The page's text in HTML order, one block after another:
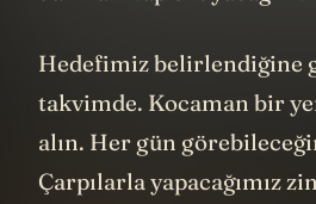
Hedefimiz belirlendiğine
takvimde. Kocaman bir
alın. Her gün
Çarpılarla yapacağımız